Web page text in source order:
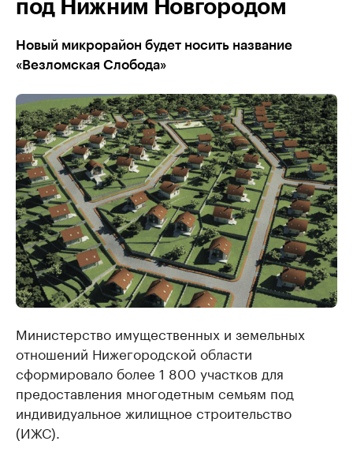
под Нижним Новгородом
Новый микрорайон будет носить название
«Везломская Слобода»
Министерство имущественных и земельных
отношений Нижегородской области
сформировало более 1 800 участков для
предоставления многодетным семьям под
индивидуальное жилищное строительство
(ИЖС).